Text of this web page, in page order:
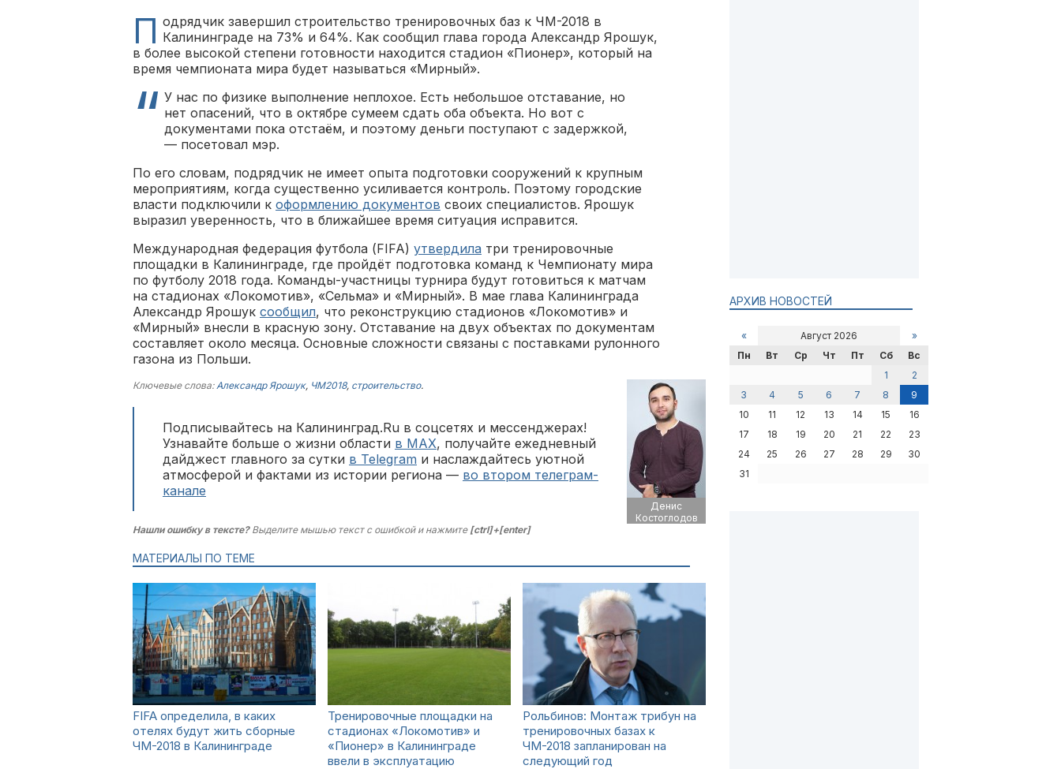
П одрядчик завершил строительство тренировочных баз к ЧМ-2018 в
Калининграде на 73% и 64%. Как сообщил глава города Александр Ярошук,
в более высокой степени готовности находится стадион «Пионер», который на
время чемпионата мира будет называться «Мирный».
У нас по физике выполнение неплохое. Есть небольшое отставание, но
нет опасений, что в октябре сумеем сдать оба объекта. Но вот с
документами пока отстаём, и поэтому деньги поступают с задержкой,
— посетовал мэр.
По его словам, подрядчик не имеет опыта подготовки сооружений к крупным
мероприятиям, когда существенно усиливается контроль. Поэтому городские
власти подключили к оформлению документов своих специалистов. Ярошук
выразил уверенность, что в ближайшее время ситуация исправится.
Международная федерация футбола (FIFA) утвердила три тренировочные
площадки в Калининграде, где пройдёт подготовка команд к Чемпионату мира
по футболу 2018 года. Команды-участницы турнира будут готовиться к матчам
на стадионах «Локомотив», «Сельма» и «Мирный». В мае глава Калининграда
Александр Ярошук сообщил, что реконструкцию стадионов «Локомотив» и
«Мирный» внесли в красную зону. Отставание на двух объектах по документам
составляет около месяца. Основные сложности связаны с поставками рулонного
газона из Польши.
Денис
Костоглодов
Ключевые слова:Александр Ярошук, ЧМ2018, строительство.
Подписывайтесь на Калининград.Ru в соцсетях и мессенджерах!
Узнавайте больше о жизни области в MAX, получайте ежедневный
дайджест главного за сутки в Telegram и наслаждайтесь уютной
атмосферой и фактами из истории региона — во втором телеграм-
канале
Нашли ошибку в тексте?Выделите мышью текст с ошибкой и нажмите [ctrl]+[enter]
МАТЕРИАЛЫ ПО ТЕМЕ
FIFA определила, в каких
отелях будут жить сборные
ЧМ-2018 в Калининграде
Тренировочные площадки на
стадионах «Локомотив» и
«Пионер» в Калининграде
ввели в эксплуатацию
Рольбинов: Монтаж трибун на
тренировочных базах к
ЧМ-2018 запланирован на
следующий год
АРХИВ НОВОСТЕЙ
« Август 2026
»
Пн
Вт Ср Чт Пт Сб
Вс
1
2
3
4 5 6 7 8
9
10
11 12 13 14 15
16
17
18 19 20 21 22
23
24
25 26 27 28 29
30
31